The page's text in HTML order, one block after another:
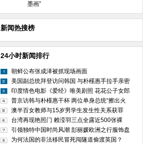
墨画”
新闻热搜榜
24小时新闻排行
朝鲜公布张成泽被抓现场画面
美国副总统拜登访问韩国 与朴槿惠手拉手亲密
印度情色电影《爱经》唯美剧照 花花公子女郎
普京访韩与朴槿惠干杯 两位单身总统“擦出火
澳半百女教师与15岁男学生发生性关系获罪
台湾再现艳照门 赖滢羽三点全露近500张裸
引领独特中国时尚风潮 彭丽媛欧洲之行服饰盘
为何法国的非法移民冒死闯隧道偷渡英国？